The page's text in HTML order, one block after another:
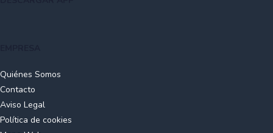
Quiénes Somos
Contacto
Aviso Legal
Política de cookies